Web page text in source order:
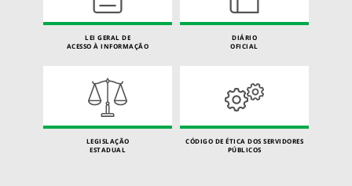
LEI GERAL DE
ACESSO À INFORMAÇÃO
DIÁRIO
OFICIAL
LEGISLAÇÃO
ESTADUAL
CÓDIGO DE ÉTICA DOS SERVIDORES
PÚBLICOS